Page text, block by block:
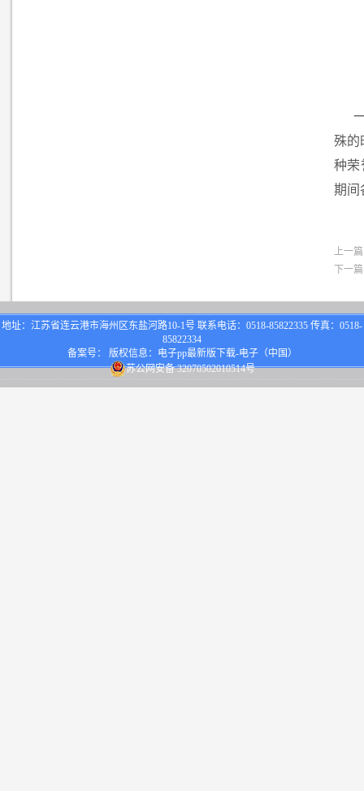
殊的
种荣
期间
上一
下一
地址：江苏省连云港市海州区东盐河路10-1号 联系电话：0518-85822335 传真：0518-
85822334
备案号： 版权信息：电子pp最新版下载-电子（中国）
苏公网安备 32070502010514号